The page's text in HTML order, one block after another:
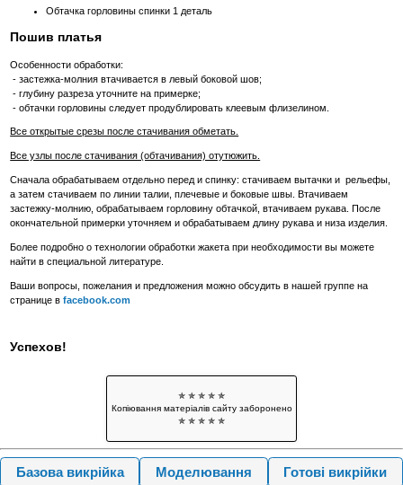
Обтачка горловины спинки 1 деталь
Пошив платья
Особенности обработки:
- застежка-молния втачивается в левый боковой шов;
- глубину разреза уточните на примерке;
- обтачки горловины следует продублировать клеевым флизелином.
Все открытые срезы после стачивания обметать.
Все узлы после стачивания (обтачивания) отутюжить.
Сначала обрабатываем отдельно перед и спинку: стачиваем вытачки и рельефы,
а затем стачиваем по линии талии, плечевые и боковые швы. Втачиваем
застежку-молнию, обрабатываем горловину обтачкой, втачиваем рукава. После
окончательной примерки уточняем и обрабатываем длину рукава и низа изделия.
Более подробно о технологии обработки жакета при необходимости вы можете
найти в специальной литературе.
Ваши вопросы, пожелания и предложения можно обсудить в нашей группе на
странице вfacebook.com
Успехов!
✯ ✯ ✯ ✯ ✯
Копіювання матеріалів сайту заборонено
✯ ✯ ✯ ✯ ✯
Базова викрійка Моделювання Готові викрійки